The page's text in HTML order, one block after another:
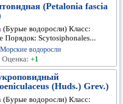
(Petalonia fascia
(Бурые водоросли) Класс:
Порядок: Scytosiphonales...
Морские водоросли
Оценка: +1
(Huds.) Grev.)
(Бурые водоросли) Класс: